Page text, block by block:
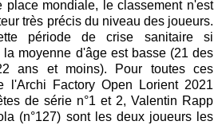
place mondiale, le classement n'est
très précis du niveau des joueurs.
période de crise sanitaire si
moyenne d'âge est basse (21 des
ans et moins). Pour toutes ces
l'Archi Factory Open Lorient 2021
de série n°1 et 2, Valentin Rapp
(n°127) sont les deux joueurs les